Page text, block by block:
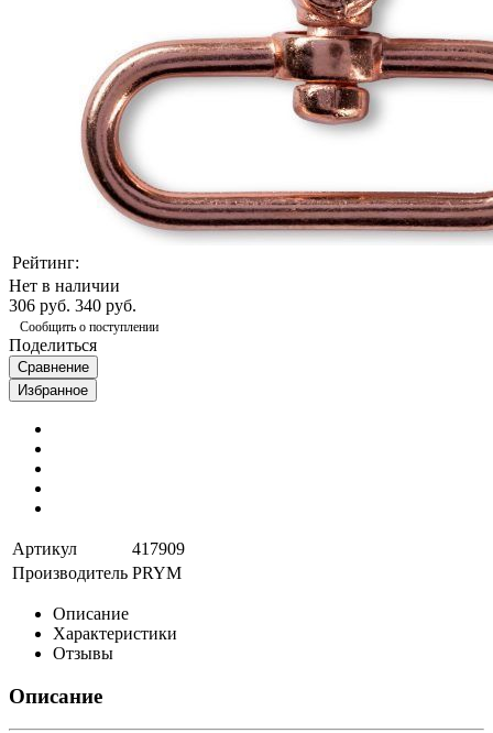
Рейтинг:
Нет в наличии
306 руб. 340 руб.
Сообщить о поступлении
Поделиться
Сравнение
Избранное
Артикул
417909
Производитель PRYM
Описание
Характеристики
Отзывы
Описание